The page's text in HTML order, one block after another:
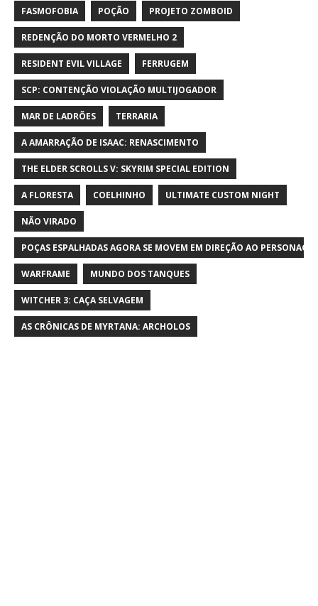
FASMOFOBIA POÇÃO PROJETO ZOMBOID
REDENÇÃO DO MORTO VERMELHO 2
RESIDENT EVIL VILLAGE FERRUGEM
SCP: CONTENÇÃO VIOLAÇÃO MULTIJOGADOR
MAR DE LADRÕES TERRARIA
A AMARRAÇÃO DE ISAAC: RENASCIMENTO
THE ELDER SCROLLS V: SKYRIM SPECIAL EDITION
A FLORESTA COELHINHO ULTIMATE CUSTOM NIGHT
NÃO VIRADO
POÇAS ESPALHADAS AGORA SE MOVEM EM DIREÇÃO AO
WARFRAME MUNDO DOS TANQUES
WITCHER 3: CAÇA SELVAGEM
AS CRÔNICAS DE MYRTANA: ARCHOLOS